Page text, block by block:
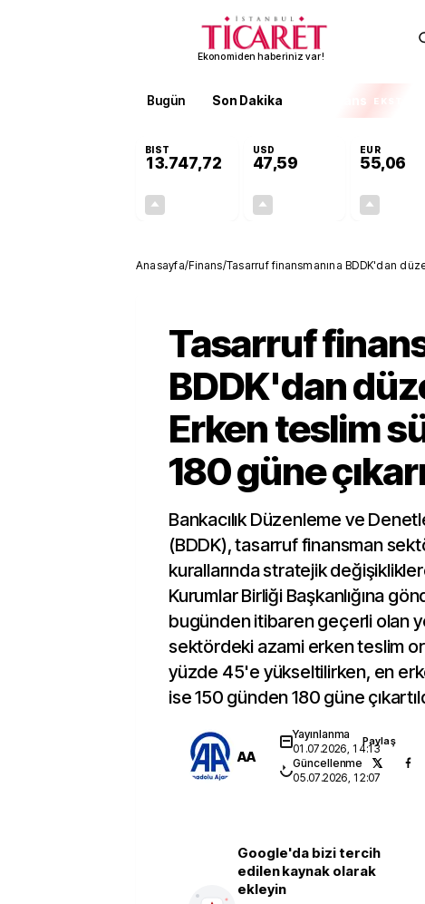
Ekonomiden haberiniz var!
Bugün Son Dakika EKSTRA
BIST
13.747,72
USD
47,59
EUR
55,06
Anasayfa/Finans/Tasarruf finansmanına BDDK'dan
Tasarruf
BDDK'dan
Erken teslim
180 güne
Bankacılık Düzenleme ve
(BDDK), tasarruf finansman
kurallarında stratejik
Kurumlar Birliği Başkanlığına
bugünden itibaren geçerli olan
sektördeki azami erken teslim
yüzde 45'e yükseltilirken, en
ise 150 günden 180 güne
AA
Yayınlanma
01.07.2026, 14:13
Güncellenme
05.07.2026, 12:07
Paylaş
Google'da bizi tercih
edilen kaynak olarak
ekleyin